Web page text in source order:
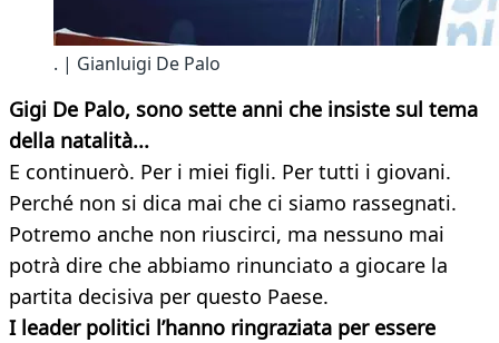
. | Gianluigi De Palo
Gigi De Palo, sono sette anni che insiste sul tema
della natalità...
E continuerò. Per i miei figli. Per tutti i giovani.
Perché non si dica mai che ci siamo rassegnati.
Potremo anche non riuscirci, ma nessuno mai
potrà dire che abbiamo rinunciato a giocare la
partita decisiva per questo Paese.
I leader politici l’hanno ringraziata per essere